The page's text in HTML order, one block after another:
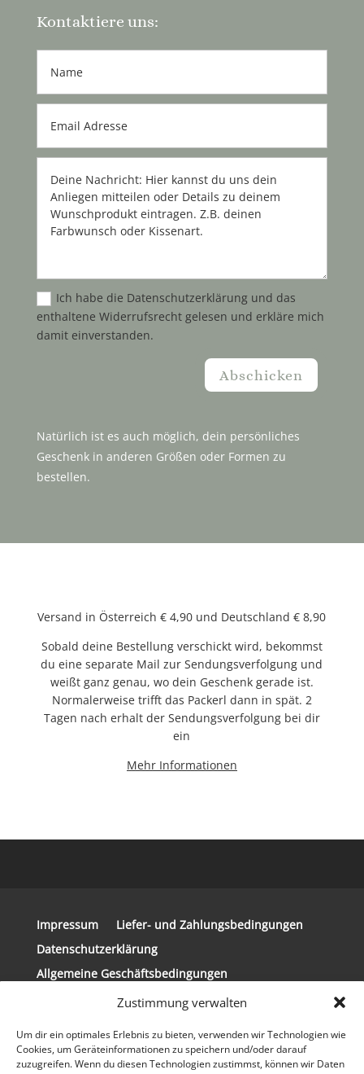
Zustimmung verwalten
Um dir ein optimales Erlebnis zu bieten, verwenden wir Technologien wie
Cookies, um Geräteinformationen zu speichern und/oder darauf
zuzugreifen. Wenn du diesen Technologien zustimmst, können wir Daten
Kontaktiere uns:
Ich habe die Datenschutzerklärung und das
enthaltene Widerrufsrecht gelesen und erkläre mich
damit einverstanden.
Abschicken
Natürlich ist es auch möglich, dein persönliches
Geschenk in anderen Größen oder Formen zu
bestellen.
Versand in Österreich € 4,90 und Deutschland € 8,90
Sobald deine Bestellung verschickt wird, bekommst
du eine separate Mail zur Sendungsverfolgung und
weißt ganz genau, wo dein Geschenk gerade ist.
Normalerweise trifft das Packerl dann in spät. 2
Tagen nach erhalt der Sendungsverfolgung bei dir
ein
Mehr Informationen
Impressum
Liefer- und Zahlungsbedingungen
Datenschutzerklärung
Allgemeine Geschäftsbedingungen
Widerrufsbelehrung